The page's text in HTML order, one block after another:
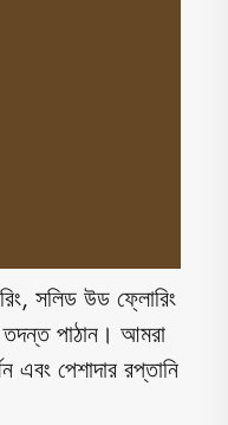
সলিড উড ফ্লোরিং
তদন্ত পাঠান। আমরা
পেশাদার রপ্তানি